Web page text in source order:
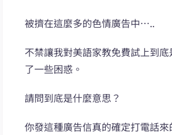
被擠在這麼多的色情廣告中…..
不禁讓我對美語家教免費試上到
了一些困惑。
請問到底是什麼意思？
你發這種廣告信真的確定打電話